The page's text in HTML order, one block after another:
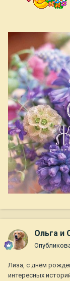
Ольга и
Лиза, с днём
интересных